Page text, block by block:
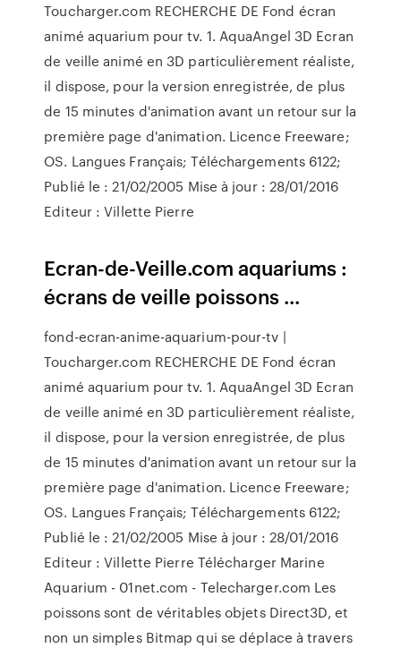
Toucharger.com RECHERCHE DE Fond écran
animé aquarium pour tv. 1. AquaAngel 3D Ecran
de veille animé en 3D particulièrement réaliste,
il dispose, pour la version enregistrée, de plus
de 15 minutes d'animation avant un retour sur la
première page d'animation. Licence Freeware;
OS. Langues Français; Téléchargements 6122;
Publié le : 21/02/2005 Mise à jour : 28/01/2016
Editeur : Villette Pierre
Ecran-de-Veille.com aquariums :
écrans de veille poissons ...
fond-ecran-anime-aquarium-pour-tv |
Toucharger.com RECHERCHE DE Fond écran
animé aquarium pour tv. 1. AquaAngel 3D Ecran
de veille animé en 3D particulièrement réaliste,
il dispose, pour la version enregistrée, de plus
de 15 minutes d'animation avant un retour sur la
première page d'animation. Licence Freeware;
OS. Langues Français; Téléchargements 6122;
Publié le : 21/02/2005 Mise à jour : 28/01/2016
Editeur : Villette Pierre Télécharger Marine
Aquarium - 01net.com - Telecharger.com Les
poissons sont de véritables objets Direct3D, et
non un simples Bitmap qui se déplace à travers